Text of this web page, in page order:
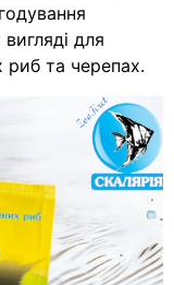
для
риб та черепах.